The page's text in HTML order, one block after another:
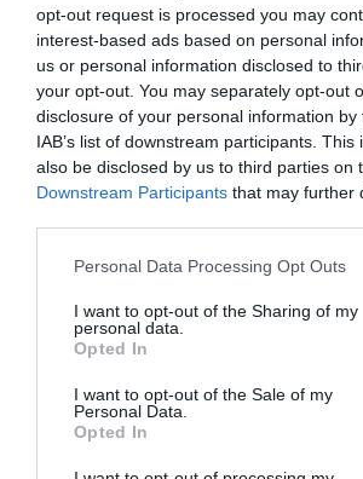
opt-out request is processed you may
interest-based ads based on personal
us or personal information disclosed to
your opt-out. You may separately opt-out
disclosure of your personal information
IAB’s list of downstream participants.
also be disclosed by us to third parties on
Downstream Participants that may further
Please note that this website/app uses
not limited to your visit or usage
grant or deny consent to Google and its
use your data for below specified
consent section.
Personal Data Processing Opt Outs
I want to opt-out of the Sharing of my
personal data.
Opted In
I want to opt-out of the Sale of my
Personal Data.
Opted In
Η IWG προσθέτει νέα
στην Αθήνα με την
08.04.2024